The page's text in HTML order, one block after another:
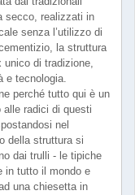
secco, realizzati in
senza l’utilizzo di
la struttura
unico di tradizione,
e tecnologia.
perché tutto qui è un
alle radici di questi
nel
della struttura si
dai trulli - le tipiche
in tutto il mondo e
una chiesetta in